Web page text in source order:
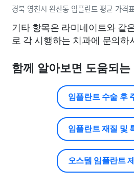
경북 영천시 완산동 임플란트 평균 가격
기타 항목은 라미네이트와 같
로 각 시행하는 치과에 문의하
함께 알아보면 도움되는
임플란트 수술 후
임플란트 재질 및
오스템 임플란트